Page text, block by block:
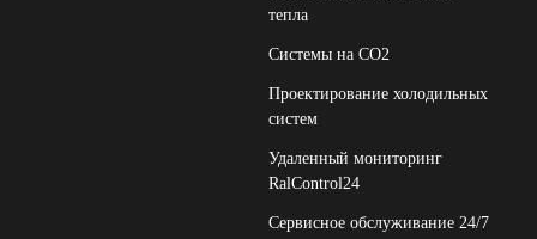
тепла
Системы на СО2
Проектирование холодильных
систем
Удаленный мониторинг
RalControl24
Сервисное обслуживание 24/7